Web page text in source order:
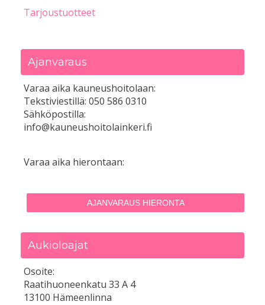
Tarjoustuotteet
Ajanvaraus
Varaa aika kauneushoitolaan:
Tekstiviestillä: 050 586 0310
Sähköpostilla:
info@kauneushoitolainkeri.fi
Varaa aika hierontaan:
AJANVARAUS HIERONTA
Aukioloajat
Osoite:
Raatihuoneenkatu 33 A 4
13100 Hämeenlinna